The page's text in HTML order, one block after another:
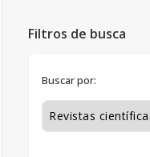
Filtros de busca
Buscar por: